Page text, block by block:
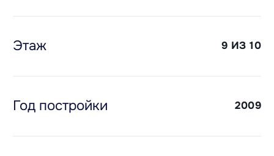
Этаж 9 ИЗ 10
Год постройки 2009